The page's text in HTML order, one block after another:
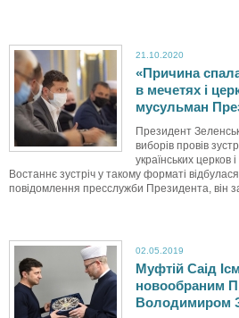
21.10.2020
«Причина
в мечетях і
мусульман
Президент
виборів провів
українських церков і
Востаннє зустріч у такому форматі
повідомлення пресслужби Президента, він
02.05.2019
Муфтій Саід
новообраним
Володимиром